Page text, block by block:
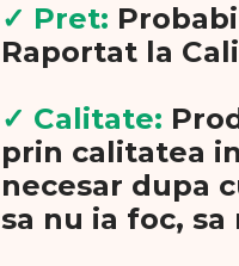
✓ Pret:
Raportat la
✓ Calitate:
prin calitatea
necesar dupa
sa nu ia foc, sa